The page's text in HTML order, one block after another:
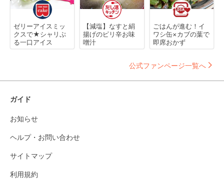
ゼリーアイスミッ
クスで★シャリぷ
る一口アイス
【減塩】なすと絹
揚げのピリ辛お味
噌汁
ごはんが進む！イ
ワシ缶×カブの葉で
即席おかず
公式ファンページ一覧へ
ガイド
お知らせ
ヘルプ・お問い合わせ
サイトマップ
利用規約